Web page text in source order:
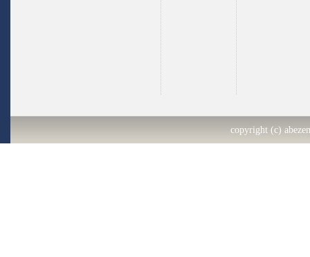
copyright (c)